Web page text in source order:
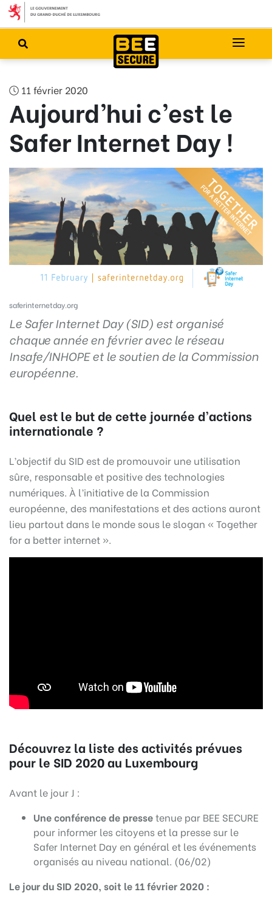
11 février 2020
Aujourd’hui c’est le
Safer Internet Day !
saferinternetday.org
Le Safer Internet Day (SID) est organisé
chaque année en février avec le réseau
Insafe/INHOPE et le soutien de la Commission
européenne.
Quel est le but de cette journée d’actions
internationale ?
L’objectif du SID est de promouvoir une utilisation
sûre, responsable et positive des technologies
numériques. À l’initiative de la Commission
européenne, des manifestations et des actions auront
lieu partout dans le monde sous le slogan « Together
for a better internet ».
Découvrez la liste des activités prévues
pour le SID 2020 au Luxembourg
Avant le jour J :
Une conférence de pressetenue par BEE SECURE
pour informer les citoyens et la presse sur le
Safer Internet Day en général et les événements
organisés au niveau national. (06/02)
Le jour du SID 2020, soit le 11 février 2020 :